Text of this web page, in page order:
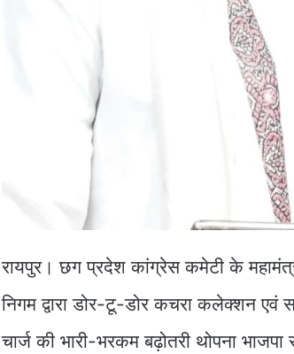
रायपुर। छग प्रदेश कांग्रेस कमेटी के
निगम द्वारा डोर-टू-डोर कचरा कलेक्शन
चार्ज की भारी-भरकम बढ़ोतरी थोपना